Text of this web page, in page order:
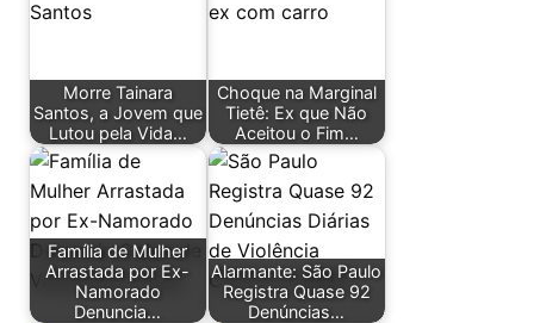
Morre Tainara
Santos, a Jovem que
Lutou pela Vida…
Choque na Marginal
Tietê: Ex que Não
Aceitou o Fim…
Família de Mulher
Arrastada por Ex-
Namorado
Denuncia…
Alarmante: São Paulo
Registra Quase 92
Denúncias…